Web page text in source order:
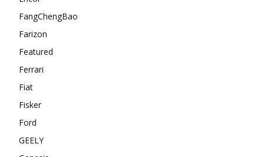
FangChengBao
Farizon
Featured
Ferrari
Fiat
Fisker
Ford
GEELY